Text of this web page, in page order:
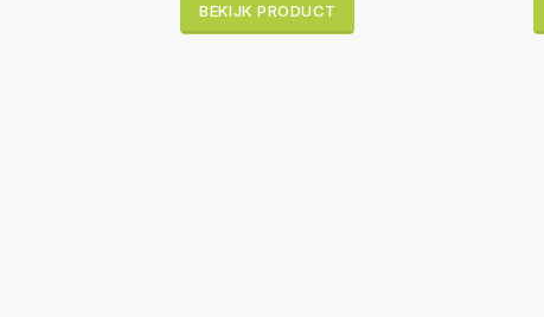
BEKIJK PRODUCT